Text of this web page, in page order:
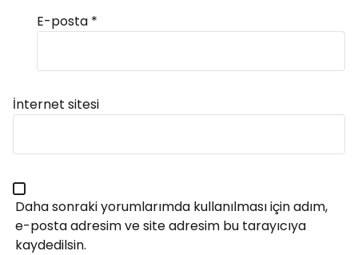
E-posta *
İnternet sitesi
Daha sonraki yorumlarımda kullanılması için adım,
e-posta adresim ve site adresim bu tarayıcıya
kaydedilsin.
Alternative: